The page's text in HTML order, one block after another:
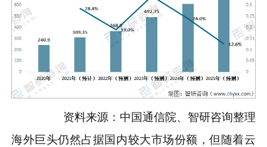
资料来源：中国通信院、智研咨询整理
海外巨头仍然占据国内较大市场份额，但随着云